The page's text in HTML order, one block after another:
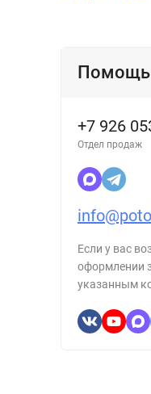
Помощь
+7 926
Отдел продаж
Если у вас
оформлении
указанным